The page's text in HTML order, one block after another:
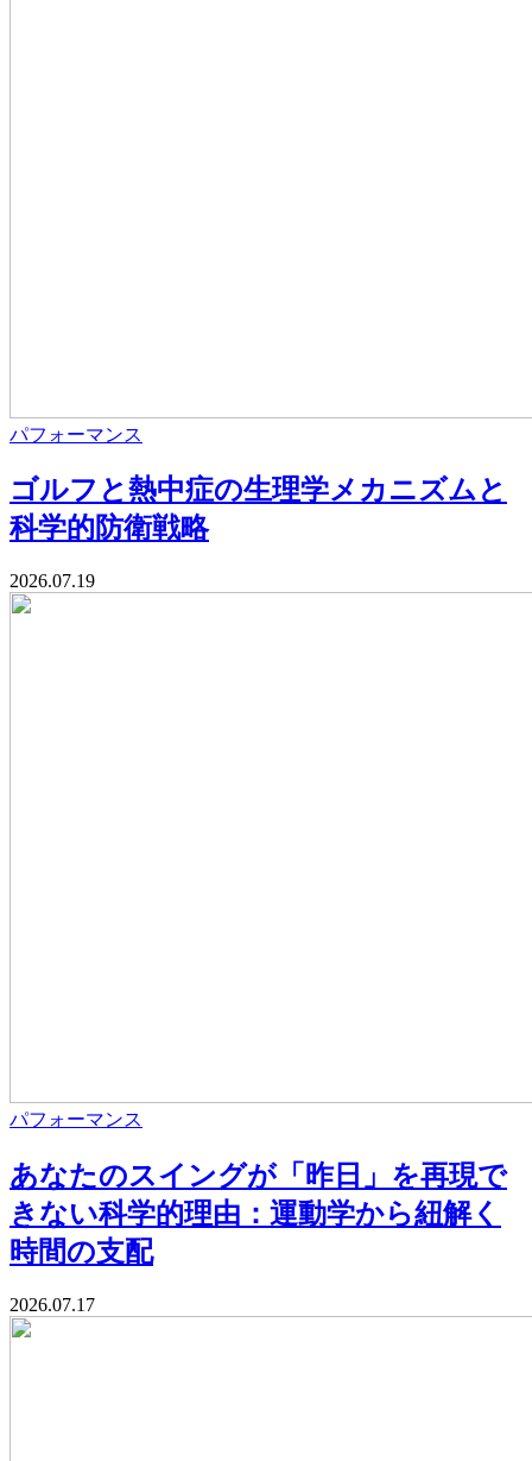
パフォーマンス
ゴルフと熱中症の生理学メカニズムと
科学的防衛戦略
2026.07.19
パフォーマンス
あなたのスイングが「昨日」を再現で
きない科学的理由：運動学から紐解く
時間の支配
2026.07.17